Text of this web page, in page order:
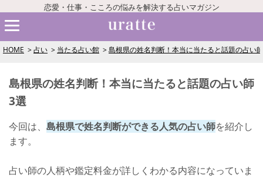
恋愛・仕事・こころの悩みを解決する占いマガジン
HOME 占い 当たる占い館 島根県の姓名判断！本当に当たると話題の占い
島根県の姓名判断！本当に当たると話題の占い師
3選
今回は、 島根県で姓名判断ができる人気の占い師を紹介し
ます。
占い師の人柄や鑑定料金が詳しくわかる内容になっていま